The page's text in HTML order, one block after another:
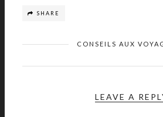
SHARE
CONSEILS AUX
LEAVE A